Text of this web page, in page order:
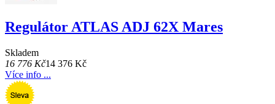
Regulátor ATLAS ADJ 62X Mares
Skladem
16 776 Kč14 376 Kč
Více info ...